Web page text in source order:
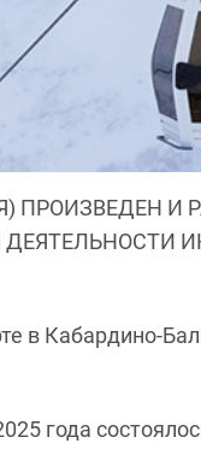
И
в Кабардино-
года